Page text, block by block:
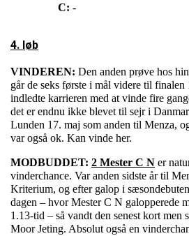
C: -
4. løb
VINDEREN: Den anden prøve hos
går de seks første i mål videre til finalen
indledte karrieren med at vinde fire
det er endnu ikke blevet til sejr i
Lunden 17. maj som anden til Menza,
var også ok. Kan vinde her.
MODBUDDET: 2 Mester C N er
vinderchance. Var anden sidste år til
Kriterium, og efter galop i
dagen – hvor Mester C N galopperede
1.13-tid – så vandt den senest kort
Moor Jeting. Absolut også en